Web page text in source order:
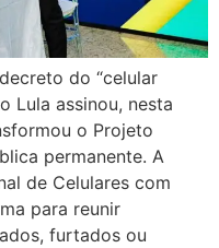
do “celular
Lula assinou, nesta
o Projeto
permanente. A
de Celulares com
para reunir
furtados ou